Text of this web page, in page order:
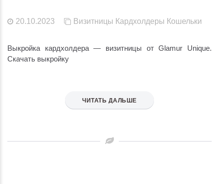
20.10.2023 Визитницы Кардхолдеры Кошельки
Выкройка кардхолдера — визитницы от Glamur Unique.
Скачать выкройку
ЧИТАТЬ ДАЛЬШЕ